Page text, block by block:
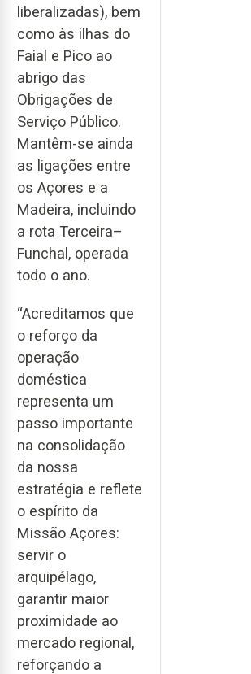
liberalizadas), bem
como às ilhas do
Faial e Pico ao
abrigo das
Obrigações de
Serviço Público.
Mantêm-se ainda
as ligações entre
os Açores e a
Madeira, incluindo
a rota Terceira–
Funchal, operada
todo o ano.
“Acreditamos que
o reforço da
operação
doméstica
representa um
passo importante
na consolidação
da nossa
estratégia e reflete
o espírito da
Missão Açores:
servir o
arquipélago,
garantir maior
proximidade ao
mercado regional,
reforçando a